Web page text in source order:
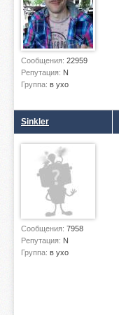
Сообщения: 22959
Репутация: N
Группа: в ухо
Sinkler
Сообщения: 7958
Репутация: N
Группа: в ухо